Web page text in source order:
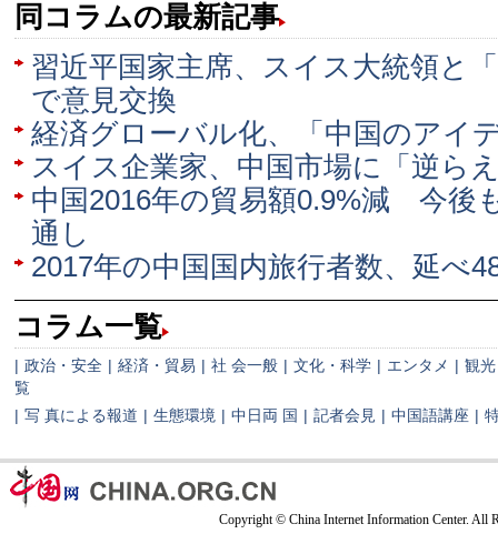
同コラムの最新記事
習近平国家主席、スイス大統領と
で意見交換
経済グローバル化、「中国のアイ
スイス企業家、中国市場に「逆ら
中国2016年の貿易額0.9%減 今後
通し
2017年の中国国内旅行者数、延べ
コラム一覧
| 政治・安全 | 経済・貿易 | 社 会一般 | 文化・科学 | エンタメ | 観光
覧
| 写 真による報道 | 生態環境 | 中日両 国 | 記者会見 | 中国語講座 |